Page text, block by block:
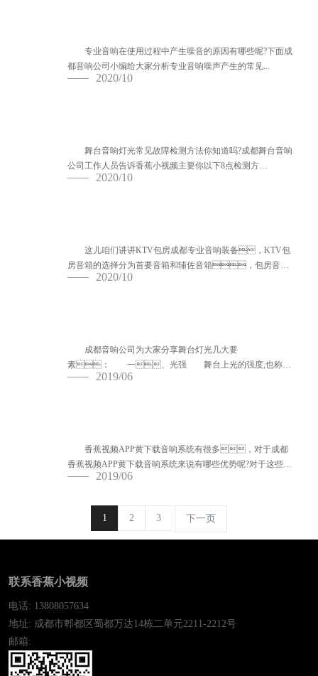
专业音响在使用过程中产生噪音的原因有哪些呢?下面成
都音响公司小编给大家分析专业音响噪声产生的常见...
2020/10
舞台音响灯光常见故障检测方法你知道吗?成都舞台音响
公司工作人员告诉香蕉小视频主要你以下8点检测方
法： ...
2020/10
这儿咱们讲讲KTV包房成都专业音响装备，KTV包
房音箱的选择分为首要音箱和辅佐音箱，包房音箱
的首...
2020/10
成都音响公司为大家分享舞台灯光几大要
素： 一、光强 舞台上光的强度,也称亮
度，是指舞台光在观...
2019/06
香蕉视频APP黄下载音响系统有很多，对于成都
香蕉视频APP黄下载音响系统来说有哪些优势呢?对于这些优
势你知道多少呢? 一、音响...
2019/06
1 2 3 下一页
联系香蕉小视频
电话: 13808057634
地址: 成都市郫都区蜀都万达14栋二单元2211-2212号
邮箱: